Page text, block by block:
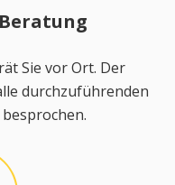
Sie vor Ort. Der
durchzuführenden